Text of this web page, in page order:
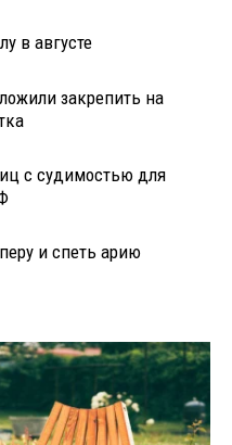
в августе
закрепить на
с судимостью для
и спеть арию